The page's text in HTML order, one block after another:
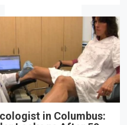
in Columbus: